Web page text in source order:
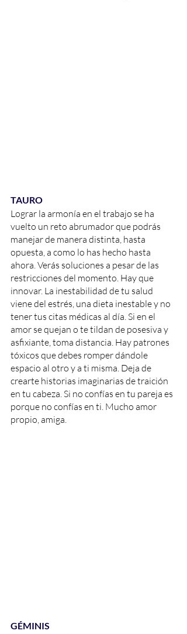
TAURO
Lograr la armonía en el trabajo se ha
vuelto un reto abrumador que podrás
manejar de manera distinta, hasta
opuesta, a como lo has hecho hasta
ahora. Verás soluciones a pesar de las
restricciones del momento. Hay que
innovar. La inestabilidad de tu salud
viene del estrés, una dieta inestable y no
tener tus citas médicas al día. Si en el
amor se quejan o te tildan de posesiva y
asfixiante, toma distancia. Hay patrones
tóxicos que debes romper dándole
espacio al otro y a ti misma. Deja de
crearte historias imaginarias de traición
en tu cabeza. Si no confías en tu pareja es
porque no confías en ti. Mucho amor
propio, amiga.
GÉMINIS